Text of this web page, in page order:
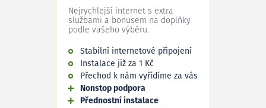
Nejrychlejší internet s extra
službami a bonusem na doplňky
podle vašeho výběru.
Stabilní internetové připojení
Instalace již za 1 Kč
Přechod k nám vyřídíme za vás
Nonstop podpora
Přednostní instalace